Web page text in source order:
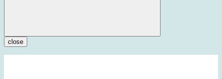
close